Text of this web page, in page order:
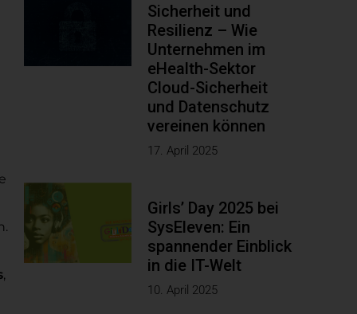
,
Sicherheit und
Resilienz – Wie
Unternehmen im
eHealth-Sektor
Cloud-Sicherheit
und Datenschutz
vereinen können
17. April 2025
Girls’ Day 2025 bei
SysEleven: Ein
spannender Einblick
in die IT-Welt
10. April 2025